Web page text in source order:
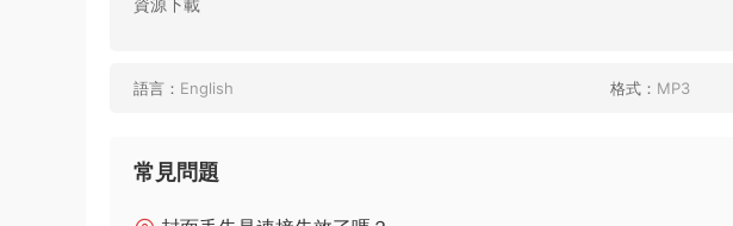
資源下載
語言： English 格式： MP3
常見問題